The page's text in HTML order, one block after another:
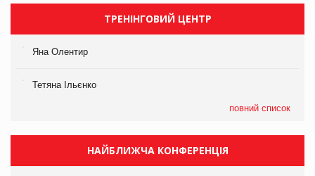
ТРЕНІНГОВИЙ ЦЕНТР
Яна Олентир
Тетяна Ільєнко
повний список
НАЙБЛИЖЧА КОНФЕРЕНЦІЯ